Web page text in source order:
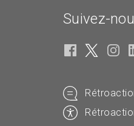
Suivez-